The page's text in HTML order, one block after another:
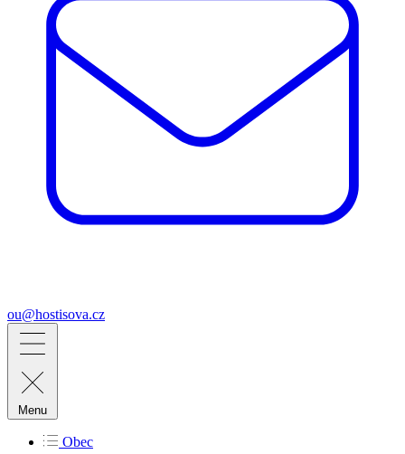
ou@hostisova.cz
Menu
Obec